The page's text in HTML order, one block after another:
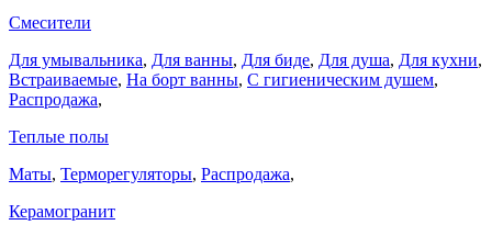
Смесители
Для умывальника, Для ванны, Для биде, Для душа, Для кухни,
Встраиваемые, На борт ванны, C гигиеническим душем,
Распродажа,
Теплые полы
Маты, Терморегуляторы, Распродажа,
Керамогранит